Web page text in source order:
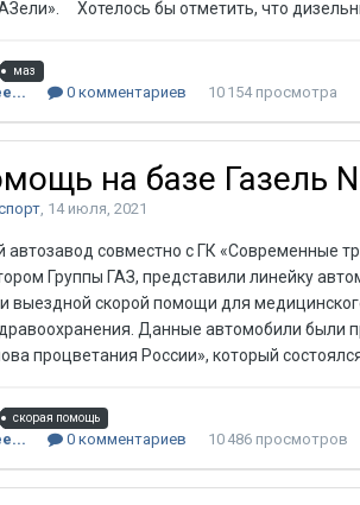
Хотелось бы отметить, что
маз
0 комментариев 10 154 просмотра
на базе Газель
, 14 июля, 2021
автозавод совместно с ГК «Современные
Группы ГАЗ, представили линейку
выездной скорой помощи для
Данные автомобили были
процветания России», который
скорая помощь
0 комментариев 10 486 просмотров